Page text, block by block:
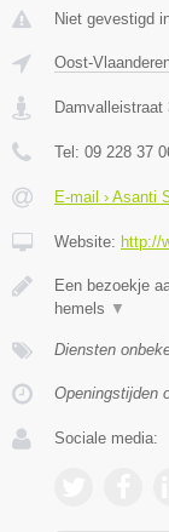
Niet gevestigd
Oost-
Damvalleistraat
Tel: 09 228 37
E-mail › Asanti
Website: http://
Een bezoekje
hemels ▼
Diensten
Openingstijden
Sociale media: